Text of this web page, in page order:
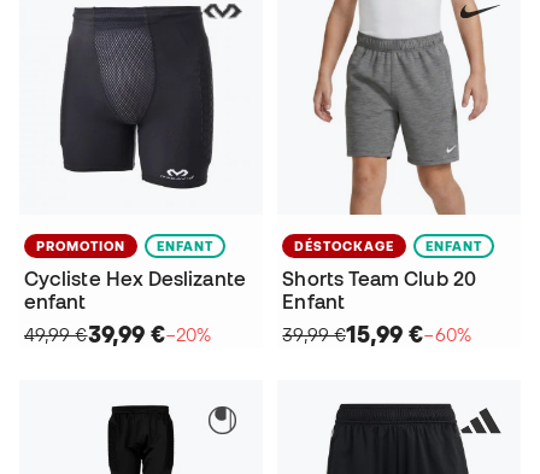
PROMOTION ENFANT
Cycliste Hex Deslizante
enfant
49,99 €39,99 €−20%
DÉSTOCKAGE ENFANT
Shorts Team Club 20
Enfant
39,99 €15,99 €−60%